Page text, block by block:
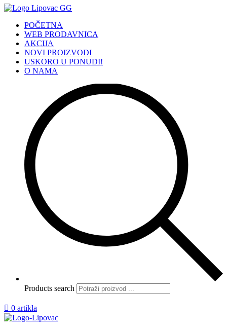
POČETNA
WEB PRODAVNICA
AKCIJA
NOVI PROIZVODI
USKORO U PONUDI!
O NAMA
Products search
 0 artikla